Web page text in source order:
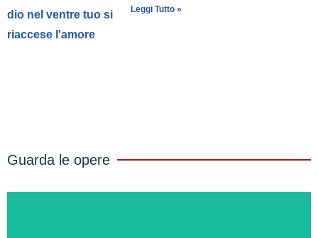
Leggi Tutto »
Guarda le opere